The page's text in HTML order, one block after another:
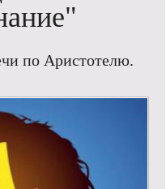
по Аристотелю.